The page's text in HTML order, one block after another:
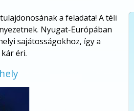
a feladata! A téli
Nyugat-Európában
sajátosságokhoz, így a
éri.